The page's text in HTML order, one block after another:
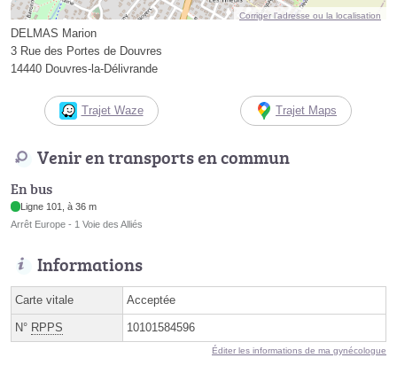
Corriger l’adresse ou la localisation
DELMAS Marion
3 Rue des Portes de Douvres
14440 Douvres-la-Délivrande
Trajet Waze Trajet Maps
Venir en transports en commun
En bus
Ligne 101, à 36 m
Arrêt Europe - 1 Voie des Alliés
Informations
Carte vitale Acceptée
N° RPPS 10101584596
Éditer les informations de ma gynécologue